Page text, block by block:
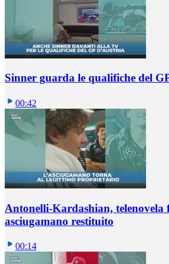
Sinner guarda le qualifiche del
00:42
Antonelli-Kardashian, telenovela
asciugamano restituito
00:14